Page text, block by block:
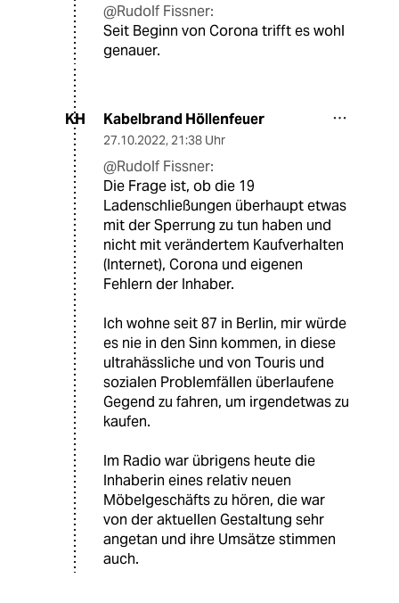
@Rudolf Fissner:
Seit Beginn von Corona trifft es wohl
genauer.
KH Kabelbrand Höllenfeuer
27.10.2022, 21:38 Uhr
@Rudolf Fissner:
Die Frage ist, ob die 19
Ladenschließungen überhaupt etwas
mit der Sperrung zu tun haben und
nicht mit verändertem Kaufverhalten
(Internet), Corona und eigenen
Fehlern der Inhaber.
Ich wohne seit 87 in Berlin, mir würde
es nie in den Sinn kommen, in diese
ultrahässliche und von Touris und
sozialen Problemfällen überlaufene
Gegend zu fahren, um irgendetwas zu
kaufen.
Im Radio war übrigens heute die
Inhaberin eines relativ neuen
Möbelgeschäfts zu hören, die war
von der aktuellen Gestaltung sehr
angetan und ihre Umsätze stimmen
auch.